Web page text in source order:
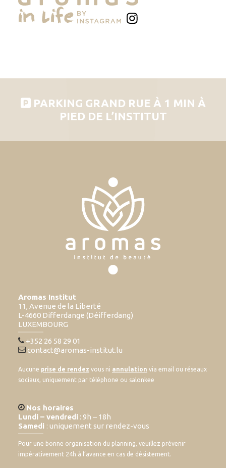
PARKING GRAND RUE À 1 MIN À
PIED DE L’INSTITUT
Aromas Institut
11, Avenue de la Liberté
L-4660 Differdange (Déifferdang)
LUXEMBOURG
+352 26 58 29 01
contact@aromas-institut.lu
Aucune prise de rendez vous ni annulation via email ou réseaux
sociaux, uniquement par téléphone ou salonkee
Nos horaires
Lundi – vendredi : 9h – 18h
Samedi : uniquement sur rendez-vous
Pour une bonne organisation du planning, veuillez prévenir
impérativement 24h à l’avance en cas de désistement.